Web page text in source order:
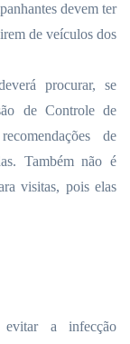
devem ter
de veículos dos
procurar, se
de Controle de
de
Também não é
visitas, pois elas
evitar a infecção